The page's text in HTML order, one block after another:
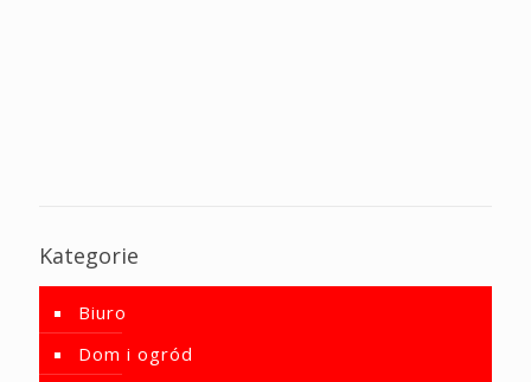
Kategorie
Biuro
Dom i ogród